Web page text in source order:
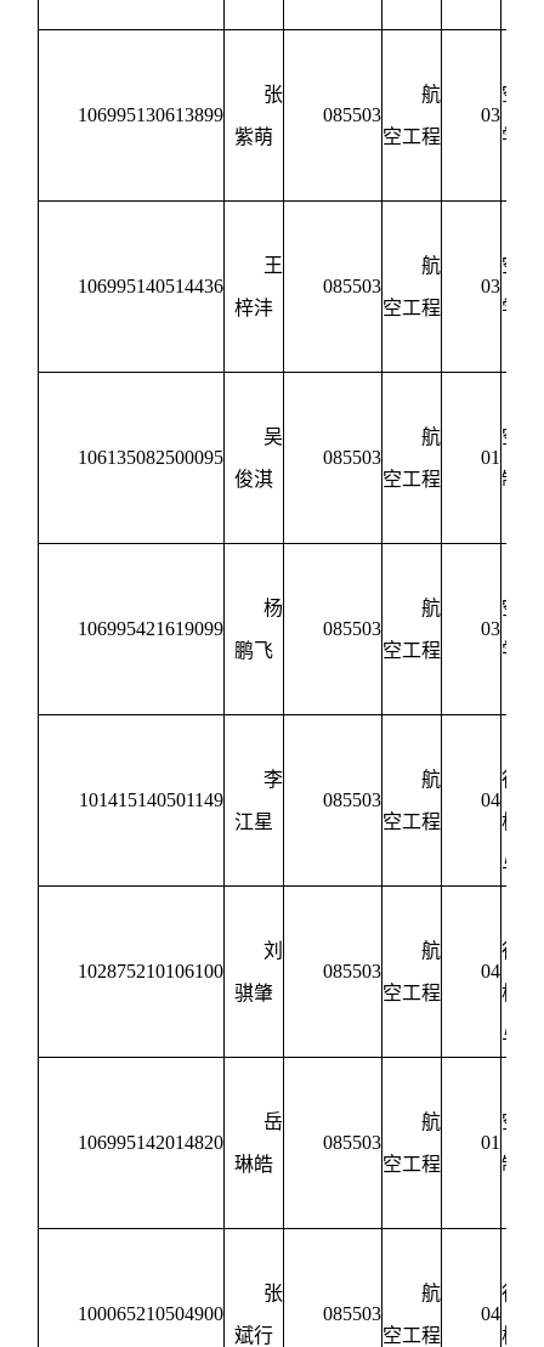
106995130613899
张
紫萌
085503
航
空工程
03
空
学
106995140514436
王
梓沣
085503
航
空工程
03
空
学
106135082500095
吴
俊淇
085503
航
空工程
01
空
制
106995421619099
杨
鹏飞
085503
航
空工程
03
空
学
101415140501149
李
江星
085503
航
空工程
04
行
构
与
102875210106100
刘
骐肇
085503
航
空工程
04
行
构
与
106995142014820
岳
琳皓
085503
航
空工程
01
空
制
100065210504900
张
斌行
085503
航
空工程
04
行
构